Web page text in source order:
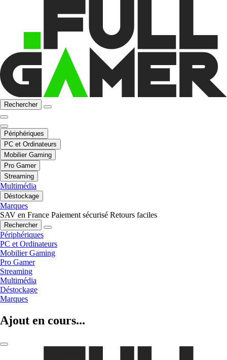
Rechercher
Périphériques
PC et Ordinateurs
Mobilier Gaming
Pro Gamer
Streaming
Multimédia
Déstockage
Marques
SAV en France Paiement sécurisé Retours faciles
Rechercher
Périphériques
PC et Ordinateurs
Mobilier Gaming
Pro Gamer
Streaming
Multimédia
Déstockage
Marques
Ajout en cours...